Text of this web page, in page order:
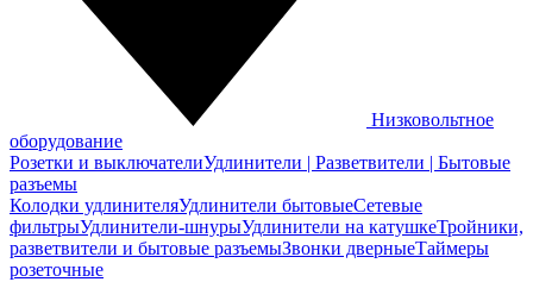
Низковольтное
оборудование
Розетки и выключателиУдлинители | Разветвители | Бытовые
разъемы
Колодки удлинителяУдлинители бытовыеСетевые
фильтрыУдлинители-шнурыУдлинители на катушкеТройники,
разветвители и бытовые разъемыЗвонки дверныеТаймеры
розеточные